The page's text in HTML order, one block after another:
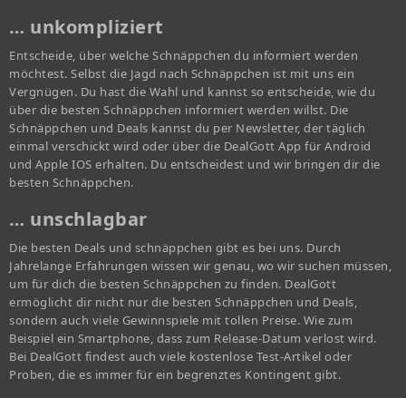
… unkompliziert
Entscheide, über welche Schnäppchen du informiert werden
möchtest. Selbst die Jagd nach Schnäppchen ist mit uns ein
Vergnügen. Du hast die Wahl und kannst so entscheide, wie du
über die besten Schnäppchen informiert werden willst. Die
Schnäppchen und Deals kannst du per Newsletter, der täglich
einmal verschickt wird oder über die DealGott App für Android
und Apple IOS erhalten. Du entscheidest und wir bringen dir die
besten Schnäppchen.
… unschlagbar
Die besten Deals und schnäppchen gibt es bei uns. Durch
Jahrelange Erfahrungen wissen wir genau, wo wir suchen müssen,
um für dich die besten Schnäppchen zu finden. DealGott
ermöglicht dir nicht nur die besten Schnäppchen und Deals,
sondern auch viele Gewinnspiele mit tollen Preise. Wie zum
Beispiel ein Smartphone, dass zum Release-Datum verlost wird.
Bei DealGott findest auch viele kostenlose Test-Artikel oder
Proben, die es immer für ein begrenztes Kontingent gibt.